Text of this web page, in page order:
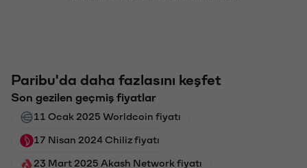
Paribu'da daha fazlasını keşfet
Son gezilen geçmiş fiyatlar
11 Ocak 2025 Worldcoin fiyatı
17 Nisan 2024 Chiliz fiyatı
23 Mart 2025 Akash Network fiyatı